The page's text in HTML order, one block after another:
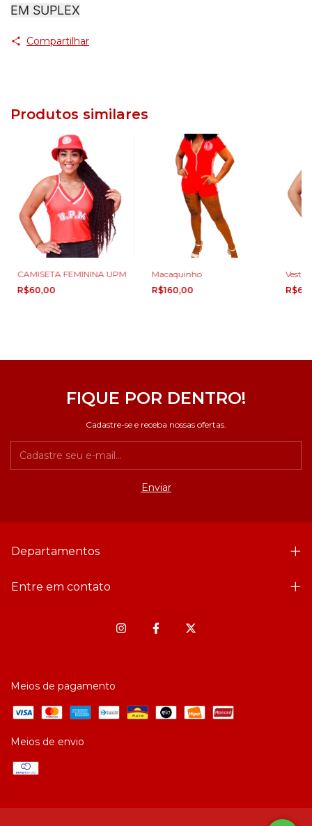
EM SUPLEX
Compartilhar
Produtos similares
CAMISETA FEMININA UPM
R$60,00
Macaquinho
R$160,00
FIQUE POR DENTRO!
Cadastre-se e receba nossas ofertas.
Departamentos
Entre em contato
Meios de pagamento
Meios de envio